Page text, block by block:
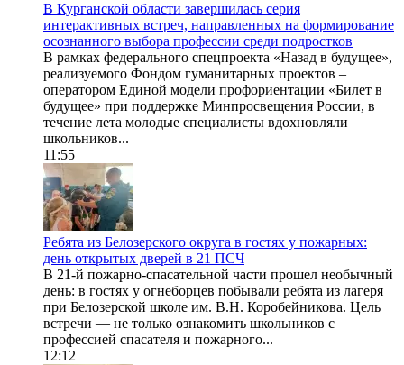
В Курганской области завершилась серия
интерактивных встреч, направленных на формирование
осознанного выбора профессии среди подростков
В рамках федерального спецпроекта «Назад в будущее»,
реализуемого Фондом гуманитарных проектов –
оператором Единой модели профориентации «Билет в
будущее» при поддержке Минпросвещения России, в
течение лета молодые специалисты вдохновляли
школьников...
11:55
Ребята из Белозерского округа в гостях у пожарных:
день открытых дверей в 21 ПСЧ
В 21-й пожарно-спасательной части прошел необычный
день: в гостях у огнеборцев побывали ребята из лагеря
при Белозерской школе им. В.Н. Коробейникова. Цель
встречи — не только ознакомить школьников с
профессией спасателя и пожарного...
12:12